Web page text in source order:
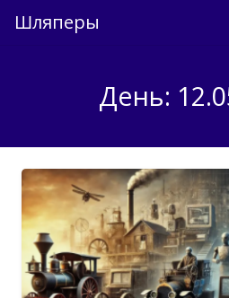
Шляперы
О
Связь
Вход
День: